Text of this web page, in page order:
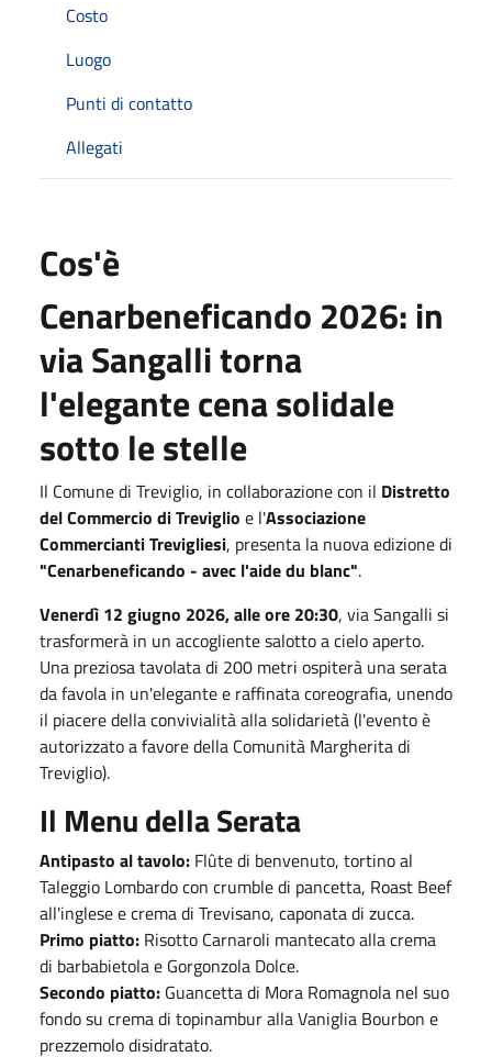
Costo
Luogo
Punti di contatto
Allegati
Cos'è
Cenarbeneficando 2026: in
via Sangalli torna
l'elegante cena solidale
sotto le stelle
Il Comune di Treviglio, in collaborazione con il Distretto
del Commercio di Treviglio e l'Associazione
Commercianti Trevigliesi, presenta la nuova edizione di
"Cenarbeneficando - avec l'aide du blanc".
Venerdì 12 giugno 2026, alle ore 20:30, via Sangalli si
trasformerà in un accogliente salotto a cielo aperto.
Una preziosa tavolata di 200 metri ospiterà una serata
da favola in un'elegante e raffinata coreografia, unendo
il piacere della convivialità alla solidarietà (l'evento è
autorizzato a favore della Comunità Margherita di
Treviglio).
Il Menu della Serata
Antipasto al tavolo: Flûte di benvenuto, tortino al
Taleggio Lombardo con crumble di pancetta, Roast Beef
all'inglese e crema di Trevisano, caponata di zucca.
Primo piatto: Risotto Carnaroli mantecato alla crema
di barbabietola e Gorgonzola Dolce.
Secondo piatto: Guancetta di Mora Romagnola nel suo
fondo su crema di topinambur alla Vaniglia Bourbon e
prezzemolo disidratato.